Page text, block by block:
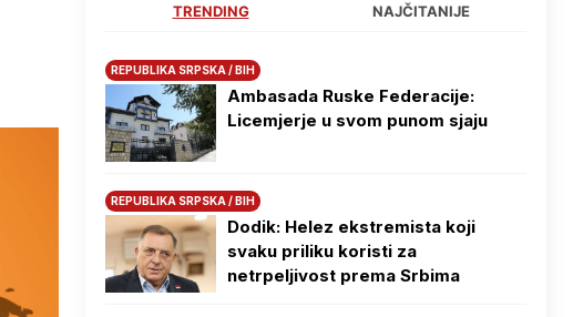
TRENDING NAJČITANIJE
REPUBLIKA SRPSKA / BIH
Ambasada Ruske Federacije:
Licemjerje u svom punom sjaju
REPUBLIKA SRPSKA / BIH
Dodik: Helez ekstremista koji
svaku priliku koristi za
netrpeljivost prema Srbima